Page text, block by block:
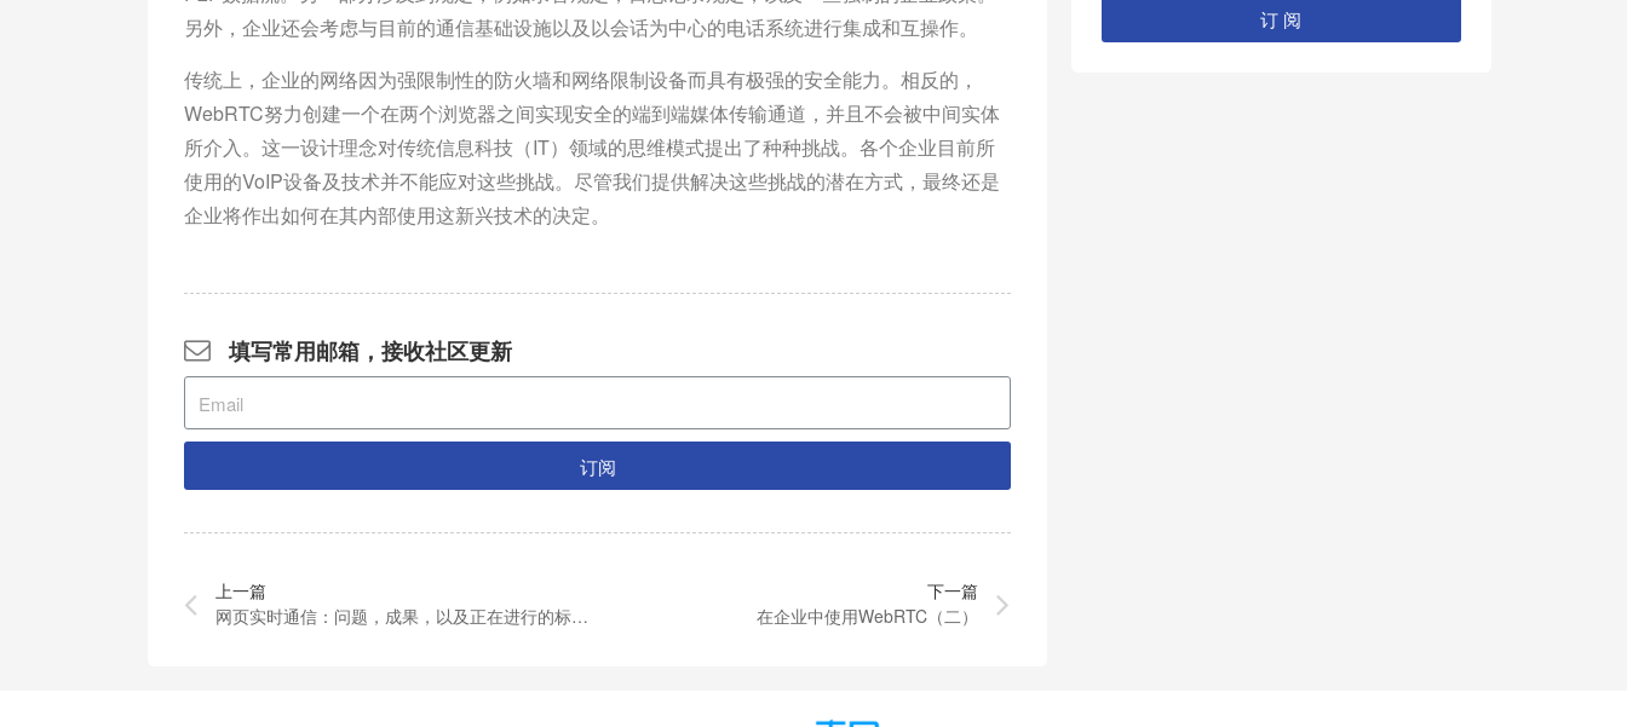
另外，企业还会考虑与目前的通信基础设施以及以会话为中心的电话系统进行集成和互操作。
传统上，企业的网络因为强限制性的防火墙和网络限制设备而具有极强的安全能力。相反的，
WebRTC努力创建一个在两个浏览器之间实现安全的端到端媒体传输通道，并且不会被中间实体
所介入。这一设计理念对传统信息科技（IT）领域的思维模式提出了种种挑战。各个企业目前所
使用的VoIP设备及技术并不能应对这些挑战。尽管我们提供解决这些挑战的潜在方式，最终还是
企业将作出如何在其内部使用这新兴技术的决定。
填写常用邮箱，接收社区更新
订阅
上一篇
网页实时通信：问题，成果，以及正在进行的标准化工作（一）
下一篇
在企业中使用WebRTC（二）
订 阅